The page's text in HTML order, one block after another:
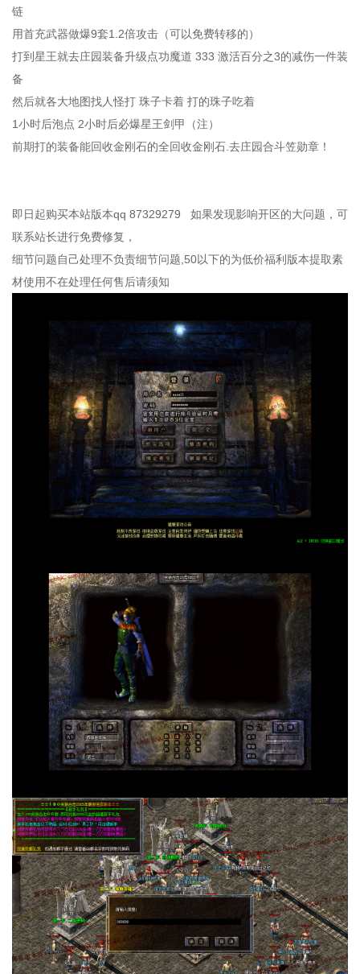
链
用首充武器做爆9套1.2倍攻击（可以免费转移的）
打到星王就去庄园装备升级点功魔道 333 激活百分之3的减伤一件装
备
然后就各大地图找人怪打 珠子卡着 打的珠子吃着
1小时后泡点 2小时后必爆星王剑甲（注）
前期打的装备能回收金刚石的全回收金刚石.去庄园合斗笠勋章！
即日起购买本站版本qq 87329279 如果发现影响开区的大问题，可
联系站长进行免费修复，
细节问题自己处理不负责细节问题,50以下的为低价福利版本提取素
材使用不在处理任何售后请须知